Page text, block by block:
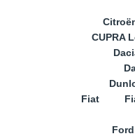
CUPRA
Fiat